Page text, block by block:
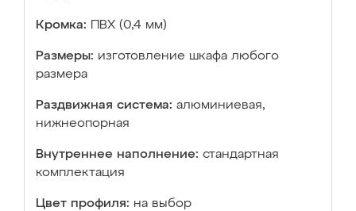
Кромка: ПВХ (0,4 мм)
Размеры: изготовление шкафа любого
размера
Раздвижная система: алюминиевая,
нижнеопорная
Внутреннее наполнение: стандартная
комплектация
Цвет профиля: на выбор